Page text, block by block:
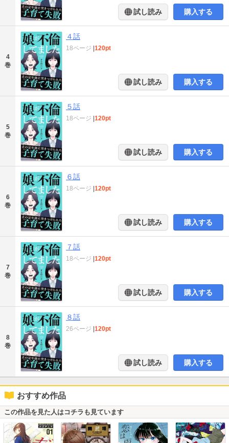
試し読み 購入する
4
巻
４話
18ページ 120pt
試し読み 購入する
5
巻
５話
18ページ 120pt
試し読み 購入する
6
巻
６話
18ページ 120pt
試し読み 購入する
7
巻
７話
18ページ 120pt
試し読み 購入する
8
巻
８話
26ページ 120pt
試し読み 購入する
おすすめ作品
この作品を見た人はコチラも見ています